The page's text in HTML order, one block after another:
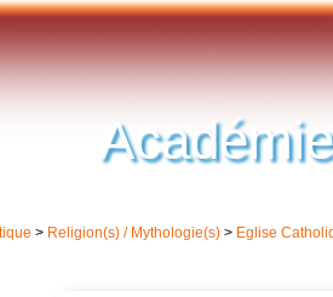
> Religion(s) / Mythologie(s) > Eglise